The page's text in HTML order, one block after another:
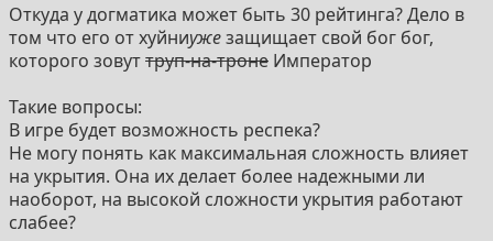
Откуда у догматика может быть 30 рейтинга? Дело в
том что его от хуйниужезащищает свой бог бог,
которого зовуттруп-на-троне Император
Такие вопросы:
В игре будет возможность респека?
Не могу понять как максимальная сложность влияет
на укрытия. Она их делает более надежными ли
наоборот, на высокой сложности укрытия работают
слабее?